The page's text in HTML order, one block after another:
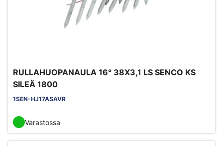
RULLAHUOPANAULA 16° 38X3,1 LS SENCO KS
SILEÄ 1800
1SEN-HJ17ASAVR
Varastossa